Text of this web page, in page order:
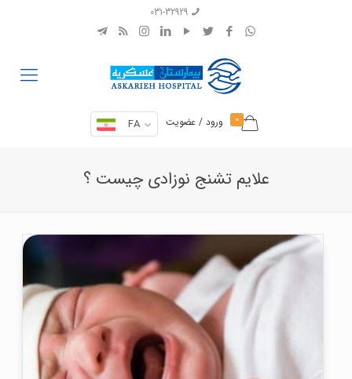
031-32929
0 ورود / عضویت FA
علایم تشنج نوزادی چیست ؟